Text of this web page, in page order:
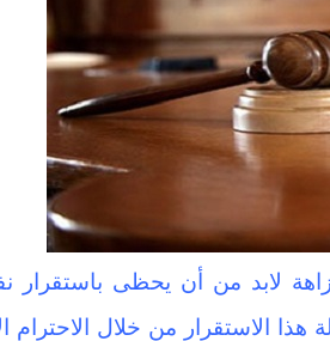
لابد من أن يحظى باستقرار
هذا الاستقرار من خلال الاحترام